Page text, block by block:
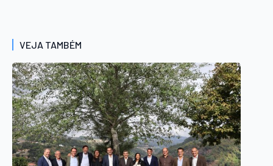
VEJA TAMBÉM